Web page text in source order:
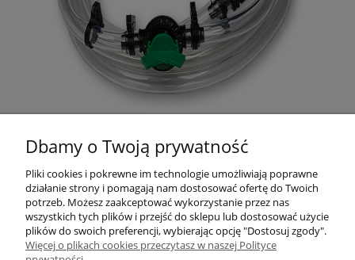
ZAMAWIANIE
Dbamy o Twoją prywatność
Pliki cookies i pokrewne im technologie umożliwiają poprawne
działanie strony i pomagają nam dostosować ofertę do Twoich
potrzeb. Możesz zaakceptować wykorzystanie przez nas
wszystkich tych plików i przejść do sklepu lub dostosować użycie
plików do swoich preferencji, wybierając opcję "Dostosuj zgody".
Więcej o plikach cookies przeczytasz w naszej Polityce